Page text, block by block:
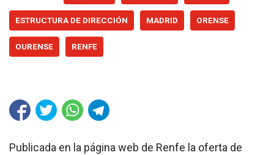
ESTRUCTURA DE DIRECCIÓN MADRID ORENSE
OURENSE RENFE
Publicada en la página web de Renfe la oferta de